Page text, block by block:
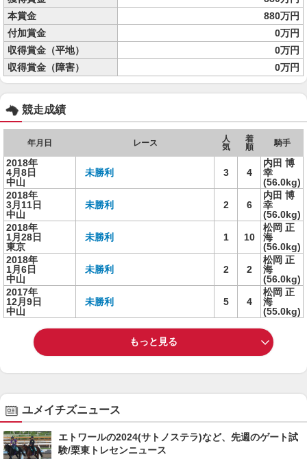
本賞金
880万円
付加賞金
0万円
収得賞金（平地）
0万円
収得賞金（障害）
0万円
競走成績
年月日 レース
人
気
着
順
騎手
2018年
4月8日
中山
未勝利 3 4
内田 博
幸
(56.0kg)
2018年
3月11日
中山
未勝利 2 6
内田 博
幸
(56.0kg)
2018年
1月28日
東京
未勝利 1 10
松岡 正
海
(56.0kg)
2018年
1月6日
中山
未勝利 2 2
松岡 正
海
(56.0kg)
2017年
12月9日
中山
未勝利 5 4
松岡 正
海
(55.0kg)
もっと見る
ユメイチズニュース
エトワールの2024(サトノステラ)など、先週のゲート試
験/栗東トレセンニュース